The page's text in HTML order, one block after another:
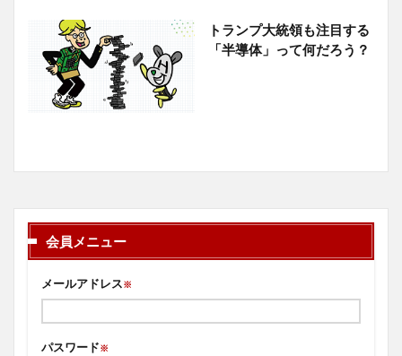
トランプ大統領も注目する
「半導体」って何だろう？
会員メニュー
メールアドレス※
パスワード※